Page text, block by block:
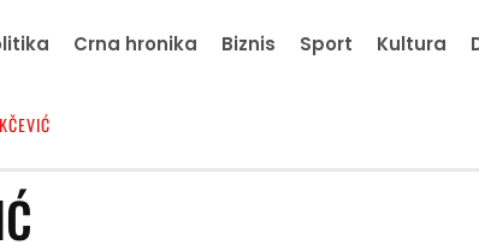
Crna hronika Biznis Sport Kultura